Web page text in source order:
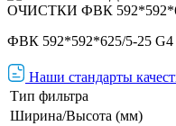
ФВК 592*592*625/5-25 G4
Наши стандарты
Тип фильтра
Ширина/Высота (мм)